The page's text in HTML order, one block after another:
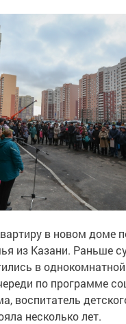
в новом доме
из Казани. Раньше
в
по программе
воспитатель
несколько лет.